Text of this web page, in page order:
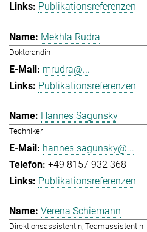
Publikationsreferenzen
Mekhla Rudra
Doktorandin
mrudra@...
Publikationsreferenzen
Hannes Sagunsky
Techniker
hannes.sagunsky@...
+49 8157 932 368
Publikationsreferenzen
Verena Schiemann
Direktionsassistentin, Teamassistentin